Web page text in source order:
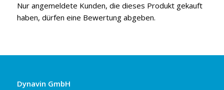
Nur angemeldete Kunden, die dieses Produkt gekauft
haben, dürfen eine Bewertung abgeben.
Dynavin GmbH